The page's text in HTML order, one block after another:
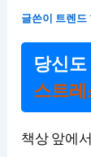
글쓴이 트렌
당신
스트
책상 앞에